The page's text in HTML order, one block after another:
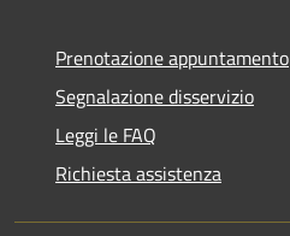
Prenotazione appuntamento
Segnalazione disservizio
Leggi le FAQ
Richiesta assistenza